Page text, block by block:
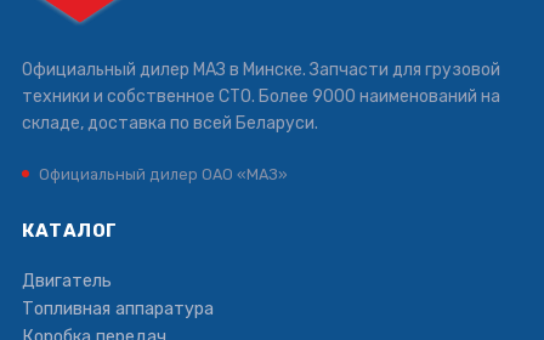
Официальный дилер МАЗ в Минске. Запчасти для грузовой
техники и собственное СТО. Более 9000 наименований на
складе, доставка по всей Беларуси.
Официальный дилер ОАО «МАЗ»
КАТАЛОГ
Двигатель
Топливная аппаратура